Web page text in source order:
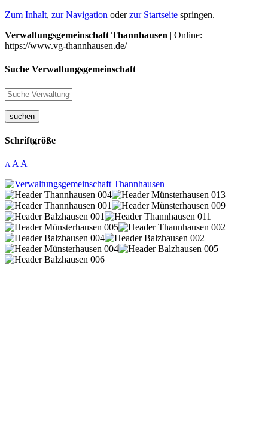
Zum Inhalt, zur Navigation oderzur Startseite springen.
Verwaltungsgemeinschaft Thannhausen | Online:
https://www.vg-thannhausen.de/
Suche Verwaltungsgemeinschaft
suchen
Schriftgröße
A A A